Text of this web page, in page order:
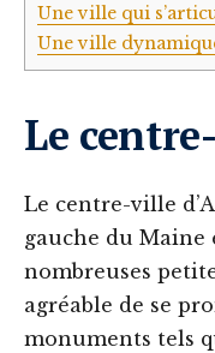
Une ville qui
Une ville
Le
Le centre-ville
gauche du Maine
nombreuses
agréable de se
monuments tels